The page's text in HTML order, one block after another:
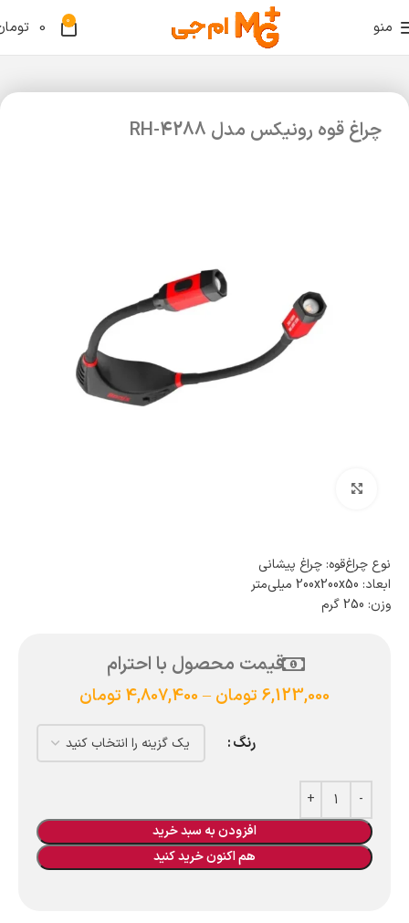
منو 0
0
چراغ قوه رونیکس مدل RH-4288
نوع چراغ‌قوه: چراغ پیشانی
ابعاد: 200x200x50 میلی‌متر
وزن: 250 گرم
قیمت محصول با احترام
6,123,000 تومان –
4,807,400 تومان
رنگ
افزودن به سبد خرید
هم اکنون خرید کنید